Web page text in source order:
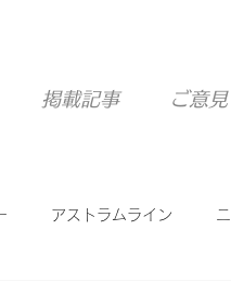
掲載記事 ご意
アストラムライン